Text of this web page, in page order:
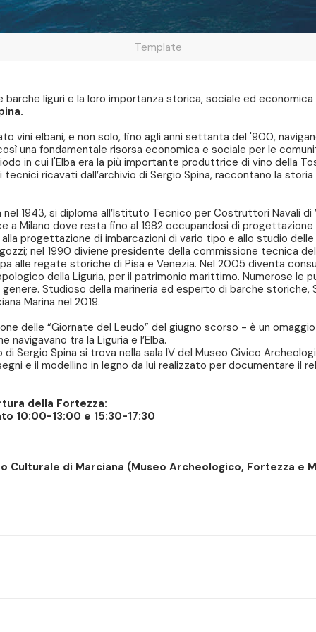
Template
liguri e la loro importanza storica, sociale ed economica
vini elbani, e non solo, fino agli anni settanta del '900,
una fondamentale risorsa economica e sociale per le
in cui l'Elba era la più importante produttrice di vino della
ricavati dall’archivio di Sergio Spina, raccontano la
nel 1943, si diploma all’Istituto Tecnico per Costruttori Navali
a Milano dove resta fino al 1982 occupandosi di
progettazione di imbarcazioni di vario tipo e allo studio delle
nel 1990 diviene presidente della commissione tecnica
alle regate storiche di Pisa e Venezia. Nel 2005 diventa
della Liguria, per il patrimonio marittimo. Numerose le
Studioso della marineria ed esperto di barche storiche,
Marina nel 2019.
delle “Giornate del Leudo” del giugno scorso - è un
tra la Liguria e l’Elba.
Sergio Spina si trova nella sala IV del Museo Civico
e il modellino in legno da lui realizzato per documentare il
della Fortezza:
10:00-13:00 e 15:30-17:30
Culturale di Marciana (Museo Archeologico, Fortezza e